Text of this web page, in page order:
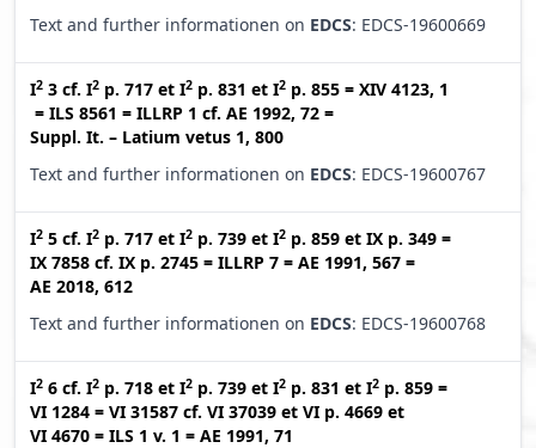
Text and further informationen on EDCS: EDCS-19600669
I2 3 cf. I2 p. 717 et I2 p. 831 et I2 p. 855 = XIV 4123, 1
= ILS 8561 = ILLRP 1 cf. AE 1992, 72 =
Suppl. It. – Latium vetus 1, 800
Text and further informationen on EDCS: EDCS-19600767
I2 5 cf. I2 p. 717 et I2 p. 739 et I2 p. 859 et IX p. 349 =
IX 7858 cf. IX p. 2745 = ILLRP 7 = AE 1991, 567 =
AE 2018, 612
Text and further informationen on EDCS: EDCS-19600768
I2 6 cf. I2 p. 718 et I2 p. 739 et I2 p. 831 et I2 p. 859 =
VI 1284 = VI 31587 cf. VI 37039 et VI p. 4669 et
VI 4670 = ILS 1 v. 1 = AE 1991, 71